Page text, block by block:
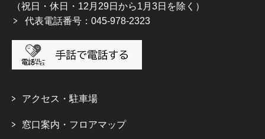
（祝日・休日・12月29日から1月3日を除く）
代表電話番号：045-978-2323
アクセス・駐車場
窓口案内・フロアマップ